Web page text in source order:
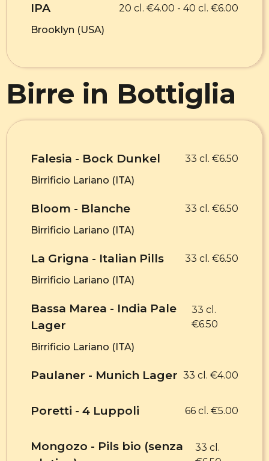
IPA
20 cl. €4.00 - 40 cl. €6.00
Brooklyn (USA)
Birre in Bottiglia
Falesia - Bock Dunkel
33 cl. €6.50
Birrificio Lariano (ITA)
Bloom - Blanche
33 cl. €6.50
Birrificio Lariano (ITA)
La Grigna - Italian Pills
33 cl. €6.50
Birrificio Lariano (ITA)
Bassa Marea - India Pale
Lager
33 cl.
€6.50
Birrificio Lariano (ITA)
Paulaner - Munich Lager 33 cl. €4.00
Poretti - 4 Luppoli 66 cl. €5.00
Mongozo - Pils bio (senza
33 cl.